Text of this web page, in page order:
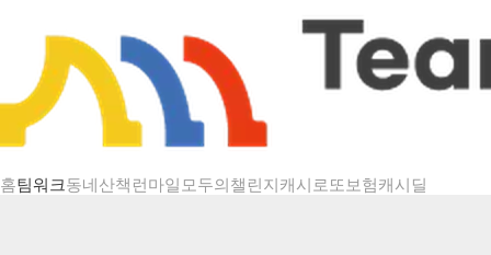
홈팀워크동네산책 런마일모두의챌린지캐시로또보험캐시딜
챌린지 상세